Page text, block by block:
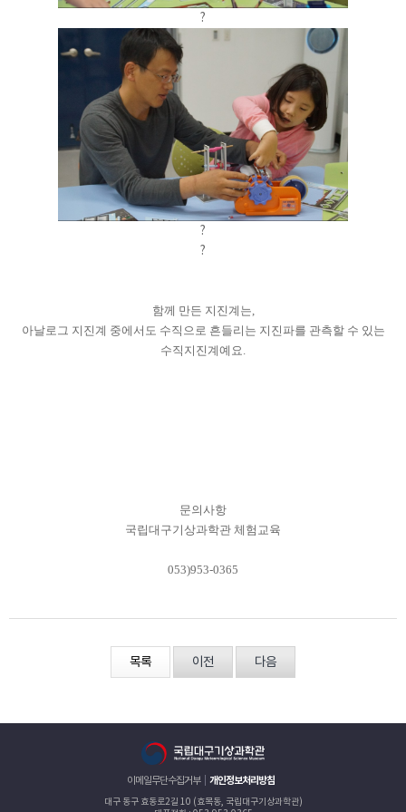
?
?
?
함께 만든 지진계는,
아날로그 지진계 중에서도 수직으로 흔들리는 지진파를 관측할 수 있는
수직지진계예요.
문의사항
국립대구기상과학관 체험교육
053)953-0365
목록 이전 다음
이메일무단수집거부 개인정보처리방침
대구 동구 효동로2길 10 (효목동, 국립대구기상과학관)